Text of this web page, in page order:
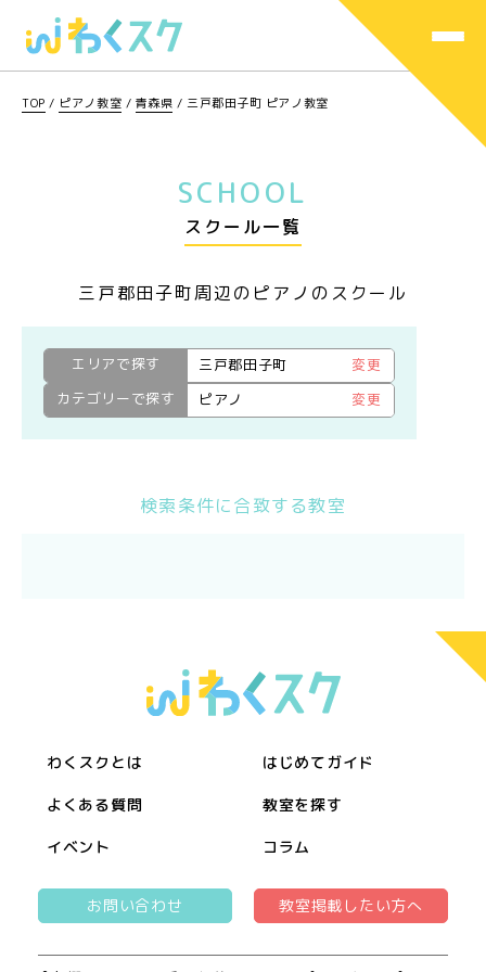
TOP / ピアノ教室 / 青森県 / 三戸郡田子町 ピアノ教室
SCHOOL
スクール一覧
三戸郡田子町周辺のピアノのスクール
エリアで探す 三戸郡田子町
変更
カテゴリーで探す
ピアノ 変更
検索条件に合致する教室
わくスクとは はじめてガイド
よくある質問 教室を探す
イベント コラム
お問い合わせ 教室掲載したい方へ